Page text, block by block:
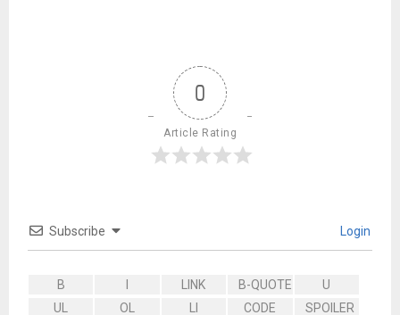
0
Article Rating
Subscribe Login